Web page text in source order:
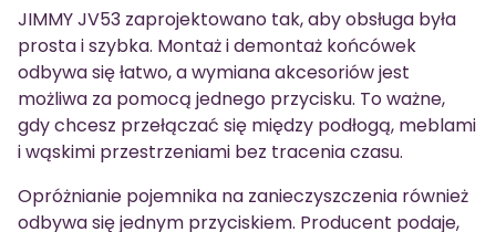
JIMMY JV53 zaprojektowano tak, aby obsługa była
prosta i szybka. Montaż i demontaż końcówek
odbywa się łatwo, a wymiana akcesoriów jest
możliwa za pomocą jednego przycisku. To ważne,
gdy chcesz przełączać się między podłogą, meblami
i wąskimi przestrzeniami bez tracenia czasu.
Opróżnianie pojemnika na zanieczyszczenia również
odbywa się jednym przyciskiem. Producent podaje,